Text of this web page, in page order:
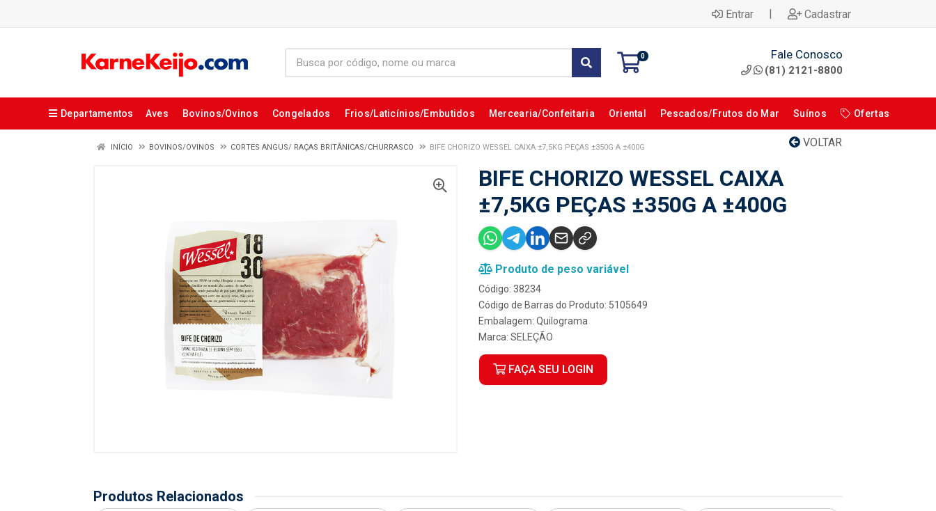
Entrar | Cadastrar
0 Fale Conosco
(81) 2121-8800
Departamentos Aves Bovinos/Ovinos Congelados Frios/Laticínios/Embutidos Mercearia/Confeitaria Oriental Pescados/Frutos do Mar Suínos Ofertas
VOLTAR
INÍCIO BOVINOS/OVINOS CORTES ANGUS/ RAÇAS BRITÂNICAS/CHURRASCO BIFE CHORIZO WESSEL CAIXA ±7,5KG PEÇAS ±350G A ±400G
BIFE CHORIZO WESSEL CAIXA
±7,5KG PEÇAS ±350G A ±400G
Produto de peso variável
Código: 38234
Código de Barras do Produto: 5105649
Embalagem: Quilograma
Marca: SELEÇÃO
FAÇA SEU LOGIN
Produtos Relacionados